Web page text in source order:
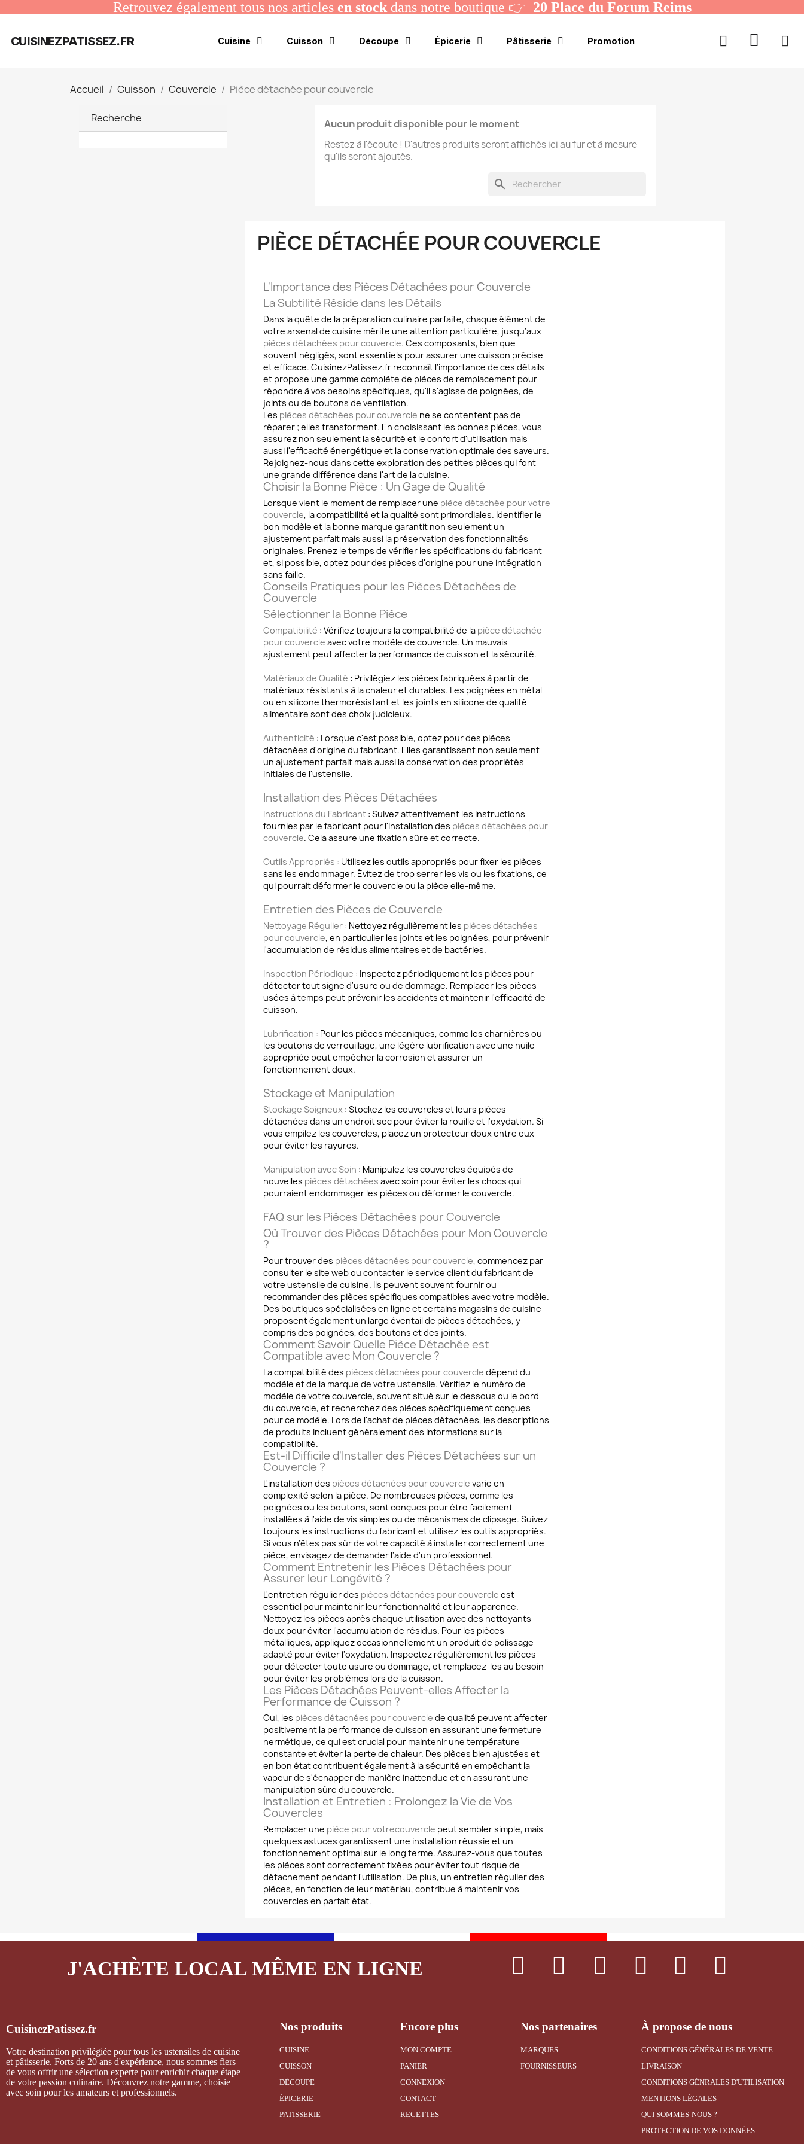
Retrouvez également tous nos articlesen stockdans notre boutique 👉 20 Place du Forum Reims
CUISINEZPATISSEZ.FR Cuisine Cuisson Découpe Épicerie Pâtisserie Promotion
Accueil Cuisson Couvercle Pièce détachée pour couvercle
Recherche
PIÈCE DÉTACHÉE POUR COUVERCLE
L'Importance des Pièces Détachées pour Couvercle
La Subtilité Réside dans les Détails
Dans la quête de la préparation culinaire parfaite, chaque élément de
votre arsenal de cuisine mérite une attention particulière, jusqu'aux
pièces détachées pour couvercle. Ces composants, bien que
souvent négligés, sont essentiels pour assurer une cuisson précise
et efficace. CuisinezPatissez.fr reconnaît l'importance de ces détails
et propose une gamme complète de pièces de remplacement pour
répondre à vos besoins spécifiques, qu'il s'agisse de poignées, de
joints ou de boutons de ventilation.
Les pièces détachées pour couvercle ne se contentent pas de
réparer ; elles transforment. En choisissant les bonnes pièces, vous
assurez non seulement la sécurité et le confort d'utilisation mais
aussi l'efficacité énergétique et la conservation optimale des saveurs.
Rejoignez-nous dans cette exploration des petites pièces qui font
une grande différence dans l'art de la cuisine.
Choisir la Bonne Pièce : Un Gage de Qualité
Lorsque vient le moment de remplacer une pièce détachée pourvotre
couvercle, la compatibilité et la qualité sont primordiales. Identifier le
bon modèle et la bonne marque garantit non seulement un
ajustement parfait mais aussi la préservation des fonctionnalités
originales. Prenez le temps de vérifier les spécifications du fabricant
et, si possible, optez pour des pièces d'origine pour une intégration
sans faille.
Conseils Pratiques pour les Pièces Détachées de
Couvercle
Sélectionner la Bonne Pièce
Compatibilité : Vérifiez toujours la compatibilité de la pièce détachée
pour couvercle avec votre modèle de couvercle. Un mauvais
ajustement peut affecter la performance de cuisson et la sécurité.
Matériaux de Qualité : Privilégiez les pièces fabriquées à partir de
matériaux résistants à la chaleur et durables. Les poignées en métal
ou en silicone thermorésistant et les joints en silicone de qualité
alimentaire sont des choix judicieux.
Authenticité : Lorsque c'est possible, optez pour des pièces
détachées d'origine du fabricant. Elles garantissent non seulement
un ajustement parfait mais aussi la conservation des propriétés
initiales de l'ustensile.
Installation des Pièces Détachées
Instructions du Fabricant: Suivez attentivement les instructions
fournies par le fabricant pour l'installation des pièces détachées pour
couvercle. Cela assure une fixation sûre et correcte.
Outils Appropriés : Utilisez les outils appropriés pour fixer les pièces
sans les endommager. Évitez de trop serrer les vis ou les fixations, ce
qui pourrait déformer le couvercle ou la pièce elle-même.
Entretien des Pièces de Couvercle
Nettoyage Régulier: Nettoyez régulièrement les pièces détachées
pour couvercle, en particulier les joints et les poignées, pour prévenir
l'accumulation de résidus alimentaires et de bactéries.
Inspection Périodique : Inspectez périodiquement les pièces pour
détecter tout signe d'usure ou de dommage. Remplacer les pièces
usées à temps peut prévenir les accidents et maintenir l'efficacité de
cuisson.
Lubrification : Pour les pièces mécaniques, comme les charnières ou
les boutons de verrouillage, une légère lubrification avec une huile
appropriée peut empêcher la corrosion et assurer un
fonctionnement doux.
Stockage et Manipulation
Stockage Soigneux: Stockez les couvercles et leurs pièces
détachées dans un endroit sec pour éviter la rouille et l'oxydation. Si
vous empilez les couvercles, placez un protecteur doux entre eux
pour éviter les rayures.
Manipulation avec Soin : Manipulez les couvercles équipés de
nouvelles pièces détachées avec soin pour éviter les chocs qui
pourraient endommager les pièces ou déformer le couvercle.
FAQ sur les Pièces Détachées pour Couvercle
Où Trouver des Pièces Détachées pour Mon Couvercle
?
Pour trouver des pièces détachées pour couvercle, commencez par
consulter le site web ou contacter le service client du fabricant de
votre ustensile de cuisine. Ils peuvent souvent fournir ou
recommander des pièces spécifiques compatibles avec votre modèle.
Des boutiques spécialisées en ligne et certains magasins de cuisine
proposent également un large éventail de pièces détachées, y
compris des poignées, des boutons et des joints.
Comment Savoir Quelle Pièce Détachée est
Compatible avec Mon Couvercle ?
La compatibilité des pièces détachées pour couvercle dépend du
modèle et de la marque de votre ustensile. Vérifiez le numéro de
modèle de votre couvercle, souvent situé sur le dessous ou le bord
du couvercle, et recherchez des pièces spécifiquement conçues
pour ce modèle. Lors de l'achat de pièces détachées, les descriptions
de produits incluent généralement des informations sur la
compatibilité.
Est-il Difficile d'Installer des Pièces Détachées sur un
Couvercle ?
L'installation des pièces détachées pour couvercle varie en
complexité selon la pièce. De nombreuses pièces, comme les
poignées ou les boutons, sont conçues pour être facilement
installées à l'aide de vis simples ou de mécanismes de clipsage. Suivez
toujours les instructions du fabricant et utilisez les outils appropriés.
Si vous n'êtes pas sûr de votre capacité à installer correctement une
pièce, envisagez de demander l'aide d'un professionnel.
Comment Entretenir les Pièces Détachées pour
Assurer leur Longévité ?
L'entretien régulier des pièces détachées pour couvercle est
essentiel pour maintenir leur fonctionnalité et leur apparence.
Nettoyez les pièces après chaque utilisation avec des nettoyants
doux pour éviter l'accumulation de résidus. Pour les pièces
métalliques, appliquez occasionnellement un produit de polissage
adapté pour éviter l'oxydation. Inspectez régulièrement les pièces
pour détecter toute usure ou dommage, et remplacez-les au besoin
pour éviter les problèmes lors de la cuisson.
Les Pièces Détachées Peuvent-elles Affecter la
Performance de Cuisson ?
Oui, les pièces détachées pour couvercle de qualité peuvent affecter
positivement la performance de cuisson en assurant une fermeture
hermétique, ce qui est crucial pour maintenir une température
constante et éviter la perte de chaleur. Des pièces bien ajustées et
en bon état contribuent également à la sécurité en empêchant la
vapeur de s'échapper de manière inattendue et en assurant une
manipulation sûre du couvercle.
Installation et Entretien : Prolongez la Vie de Vos
Couvercles
Remplacer une pièce pourvotrecouvercle peut sembler simple, mais
quelques astuces garantissent une installation réussie et un
fonctionnement optimal sur le long terme. Assurez-vous que toutes
les pièces sont correctement fixées pour éviter tout risque de
détachement pendant l'utilisation. De plus, un entretien régulier des
pièces, en fonction de leur matériau, contribue à maintenir vos
couvercles en parfait état.
Aucun produit disponible pour le moment
Restez à l'écoute ! D'autres produits seront affichés ici au fur et à mesure
qu'ils seront ajoutés.
search
J'ACHÈTE LOCAL MÊME EN LIGNE
CuisinezPatissez.fr
Votre destination privilégiée pour tous les ustensiles de cuisine
et pâtisserie. Forts de 20 ans d'expérience, nous sommes fiers
de vous offrir une sélection experte pour enrichir chaque étape
de votre passion culinaire. Découvrez notre gamme, choisie
avec soin pour les amateurs et professionnels.
Nos produits
CUISINE
CUISSON
DÉCOUPE
ÉPICERIE
PATISSERIE
Encore plus
MON COMPTE
PANIER
CONNEXION
CONTACT
RECETTES
Nos partenaires
MARQUES
FOURNISSEURS
À propose de nous
CONDITIONS GÉNÉRALES DE VENTE
LIVRAISON
CONDITIONS GÉNRALES D'UTILISATION
MENTIONS LÉGALES
QUI SOMMES-NOUS ?
PROTECTION DE VOS DONNÉES